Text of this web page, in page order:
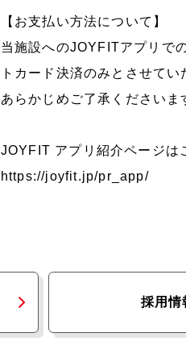
【お支払い方法について】
当施設へのJOYFITアプリで
トカード決済のみとさせてい
あらかじめご了承くださいま
JOYFIT アプリ紹介ページは
https://joyfit.jp/pr_app/
採用情